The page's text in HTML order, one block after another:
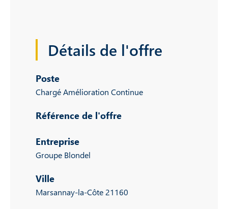
Détails de l'offre
Poste
Chargé Amélioration Continue
Référence de l'offre
Entreprise
Groupe Blondel
Ville
Marsannay-la-Côte 21160